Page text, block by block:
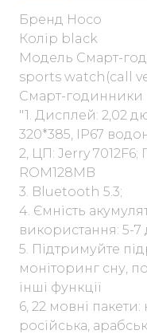
Бренд Hoco
Колір black
Модель Смарт-
sports watch(call
Смарт-годинники
"1. Дисплей: 2,02
320*385, IP67
2, ЦП: Jerry 7012F6;
ROM128MB
3. Bluetooth 5.3;
4. Ємність
використання: 5-7
5. Підтримуйте
моніторинг сну,
інші функції
6, 22 мовні пакети:
російська,